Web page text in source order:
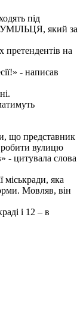
під
УМІЛЬЦЯ, який за
претендентів на
- написав
що представник
робити вулицю
- цитувала слова
яка
Мовляв, він
і 12 – в